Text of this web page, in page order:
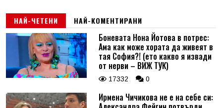
НАЙ-ЧЕТЕНИ НАЙ-КОМЕНТИРАНИ
Боневата Нона Йотова в потрес:
Ама как може хората да живеят в
тая София?! (ето какво я извади
от нерви – ВИЖ ТУК)
17332 0
Ирмена Чичикова не е на себе си: